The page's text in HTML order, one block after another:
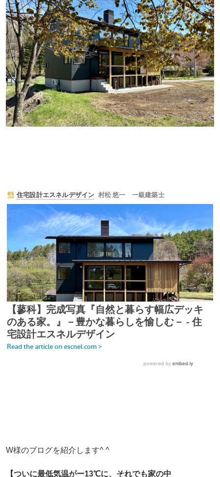
W様のブログを紹介します^ ^
【ついに最低気温がー13℃に、それでも家の中